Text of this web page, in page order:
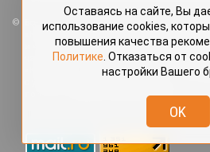
Все права защищены. Любые
«Красраб.ру» сотрудниками редакции,
и читателями, являются объектами
частичное использование материалов,
«Красраб.ру», допускается только с
redaktor@krasrab.krsn.ru.
Оставаясь на сайте, Вы
использование cookies,
повышения качества
Политике . Отказаться от
настройки Вашего
OK